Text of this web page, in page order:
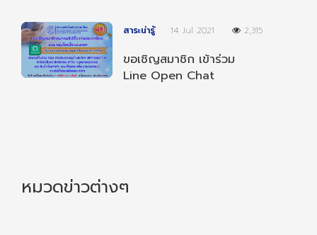
สาระน่ารู้ 14 Jul 2021 2,315
ขอเชิญสมาชิก เข้าร่วม
Line Open Chat
หมวดข่าวต่างๆ